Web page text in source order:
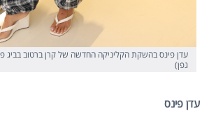
עדן פינס בהשקת הקליניקה החדשה של קרן ברטוב בביג
גפן)
עדן פינס